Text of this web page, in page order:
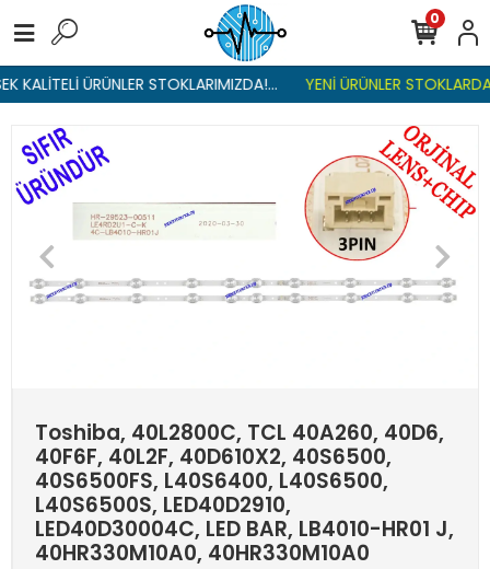
KALİTELİ ÜRÜNLER STOKLARIMIZDA!... YENİ ÜRÜNLER
0
Toshiba, 40L2800C, TCL 40A260, 40D6,
40F6F, 40L2F, 40D610X2, 40S6500,
40S6500FS, L40S6400, L40S6500,
L40S6500S, LED40D2910,
LED40D30004C, LED BAR, LB4010-HR01 J,
40HR330M10A0, 40HR330M10A0